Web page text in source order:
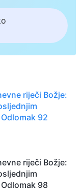
riječi Božje:
92
riječi Božje:
98